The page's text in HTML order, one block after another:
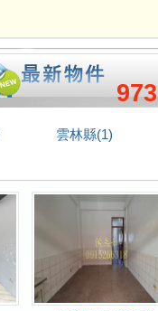
973
雲林縣(1)